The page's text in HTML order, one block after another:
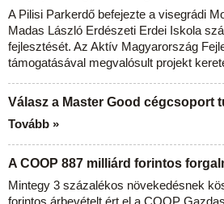
A Pilisi Parkerdő befejezte a visegrádi
Madas László Erdészeti Erdei Iskola
fejlesztését. Az Aktív Magyarország
támogatásával megvalósult projekt
Válasz a Master Good cégcsoport
Tovább »
A COOP 887 milliárd forintos
Mintegy 3 százalékos növekedésnek
forintos árbevételt ért el a COOP